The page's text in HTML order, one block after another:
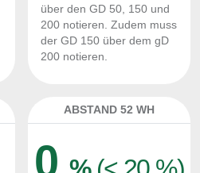
über den GD 50, 150 und
200 notieren. Zudem muss
der GD 150 über dem gD
200 notieren.
ABSTAND 52 WH
0